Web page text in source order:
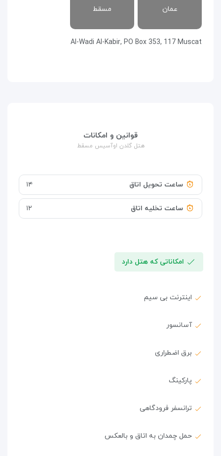
عمان مسقط
Al-Wadi Al-Kabir, PO Box 353, 117 Muscat
قوانین و امکانات
هتل گلدن اوآسیس مسقط
ساعت تحویل اتاق ۱۴
ساعت تخلیه اتاق ۱۲
امکاناتی که هتل دارد
اینترنت بی سیم
آسانسور
برق اضطراری
پارکینگ
ترانسفر فرودگاهی
حمل چمدان به اتاق و بالعکس